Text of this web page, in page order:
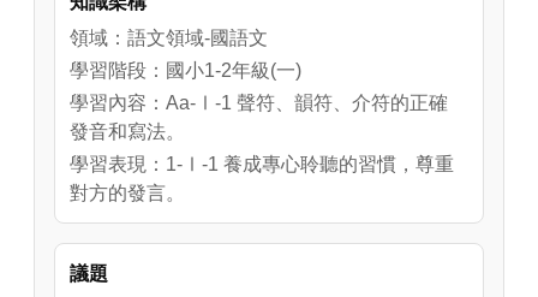
領域：語文領域-國語文
學習階段：國小1-2年級(一)
學習內容：Aa-Ⅰ-1 聲符、韻符、介符的正確
發音和寫法。
學習表現：1-Ⅰ-1 養成專心聆聽的習慣，尊重
對方的發言。
議題